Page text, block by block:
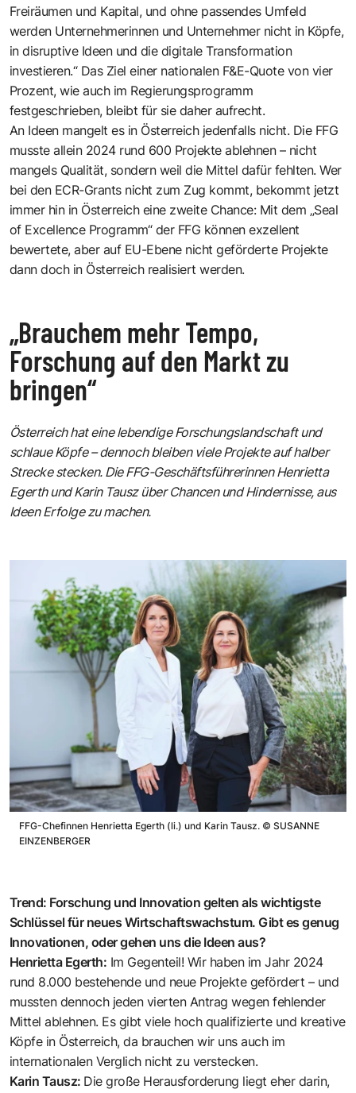
Freiräumen und Kapital, und ohne passendes Umfeld
werden Unternehmerinnen und Unternehmer nicht in Köpfe,
in disruptive Ideen und die digitale Transformation
investieren.“ Das Ziel einer nationalen F&E-Quote von vier
Prozent, wie auch im Regierungsprogramm
festgeschrieben, bleibt für sie daher aufrecht.
An Ideen mangelt es in Österreich jedenfalls nicht. Die FFG
musste allein 2024 rund 600 Projekte ablehnen – nicht
mangels Qualität, sondern weil die Mittel dafür fehlten. Wer
bei den ECR-Grants nicht zum Zug kommt, bekommt jetzt
immer hin in Österreich eine zweite Chance: Mit dem „Seal
of Excellence Programm“ der FFG können exzellent
bewertete, aber auf EU-Ebene nicht geförderte Projekte
dann doch in Österreich realisiert werden.
„Brauchem mehr Tempo,
Forschung auf den Markt zu
bringen“
Österreich hat eine lebendige Forschungslandschaft und
schlaue Köpfe – dennoch bleiben viele Projekte auf halber
Strecke stecken. Die FFG-Geschäftsführerinnen Henrietta
Egerth und Karin Tausz über Chancen und Hindernisse, aus
Ideen Erfolge zu machen.
FFG-Chefinnen Henrietta Egerth (li.) und Karin Tausz. © SUSANNE
EINZENBERGER
Trend: Forschung und Innovation gelten als wichtigste
Schlüssel für neues Wirtschaftswachstum. Gibt es genug
Innovationen, oder gehen uns die Ideen aus?
Henrietta Egerth: Im Gegenteil! Wir haben im Jahr 2024
rund 8.000 bestehende und neue Projekte gefördert – und
mussten dennoch jeden vierten Antrag wegen fehlender
Mittel ablehnen. Es gibt viele hoch qualifizierte und kreative
Köpfe in Österreich, da brauchen wir uns auch im
internationalen Verglich nicht zu verstecken.
Karin Tausz: Die große Herausforderung liegt eher darin,